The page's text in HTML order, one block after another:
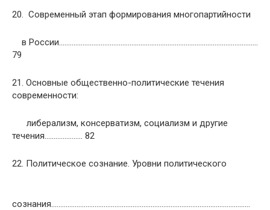
20. Современный этап формирования многопартийности
в России………………………………………………………………………………………………..
79
21. Основные общественно-политические течения
современности:
либерализм, консерватизм, социализм и другие
течения………………… 82
22. Политическое сознание. Уровни политического
сознания………………………………………………………………………………………………..